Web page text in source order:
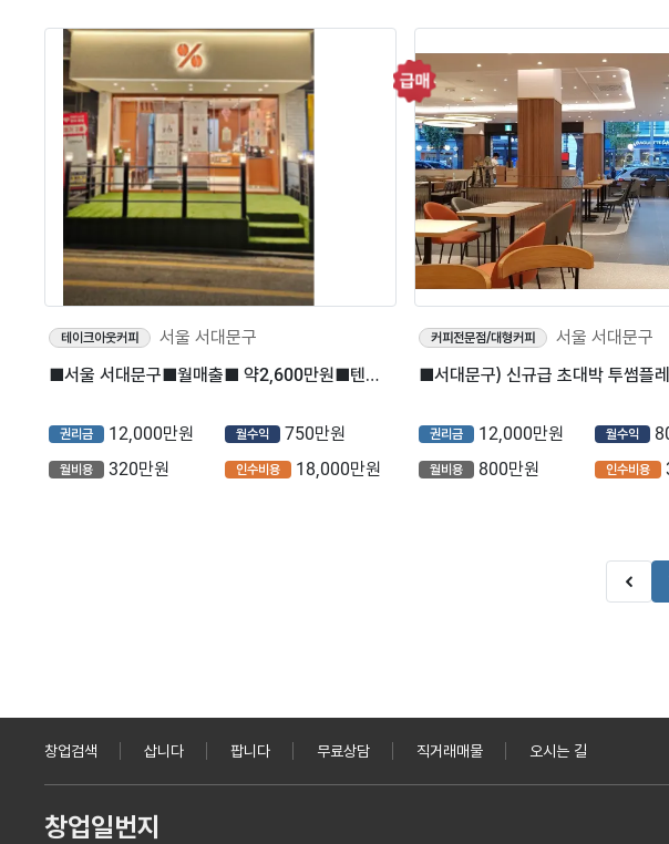
테이크아웃커피
서울 서대문구
■서울 서대문구■월매출■ 약2,600만원■텐퍼센트커피 매장나왔습니다.
권리금 12,000만원 월수익 750만원
월비용 320만원 인수비용 18,000만원
커피전문점/대형커피
서울 서대문구
권리금 12,000만원 월수익
월비용 800만원 인수비용
창업검색 삽니다 팝니다 무료상담 직거래매물 오시는 길
창업일번지